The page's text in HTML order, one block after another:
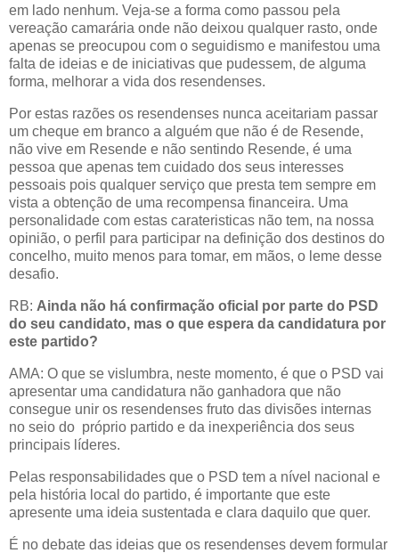
em lado nenhum. Veja-se a forma como passou pela
vereação camarária onde não deixou qualquer rasto, onde
apenas se preocupou com o seguidismo e manifestou uma
falta de ideias e de iniciativas que pudessem, de alguma
forma, melhorar a vida dos resendenses.
Por estas razões os resendenses nunca aceitariam passar
um cheque em branco a alguém que não é de Resende,
não vive em Resende e não sentindo Resende, é uma
pessoa que apenas tem cuidado dos seus interesses
pessoais pois qualquer serviço que presta tem sempre em
vista a obtenção de uma recompensa financeira. Uma
personalidade com estas carateristicas não tem, na nossa
opinião, o perfil para participar na definição dos destinos do
concelho, muito menos para tomar, em mãos, o leme desse
desafio.
RB: Ainda não há confirmação oficial por parte do PSD
do seu candidato, mas o que espera da candidatura por
este partido?
AMA: O que se vislumbra, neste momento, é que o PSD vai
apresentar uma candidatura não ganhadora que não
consegue unir os resendenses fruto das divisões internas
no seio do próprio partido e da inexperiência dos seus
principais líderes.
Pelas responsabilidades que o PSD tem a nível nacional e
pela história local do partido, é importante que este
apresente uma ideia sustentada e clara daquilo que quer.
É no debate das ideias que os resendenses devem formular